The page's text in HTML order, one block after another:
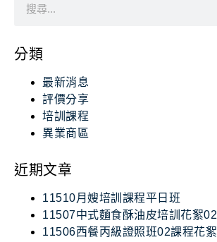
分類
最新消息
評價分享
培訓課程
異業商區
近期文章
11510月嫂培訓課程平日班
11507中式麵食酥油皮培訓花絮02
11506西餐丙級證照班02課程花絮